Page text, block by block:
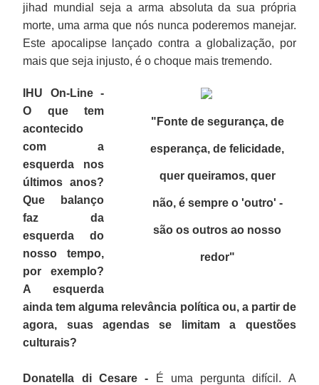
jihad mundial seja a arma absoluta da sua própria
morte, uma arma que nós nunca poderemos manejar.
Este apocalipse lançado contra a globalização, por
mais que seja injusto, é o choque mais tremendo.
"Fonte de segurança, de
esperança, de felicidade,
quer queiramos, quer
não, é sempre o 'outro' -
são os outros ao nosso
redor"
IHU On-Line -
O que tem
acontecido
com a
esquerda nos
últimos anos?
Que balanço
faz da
esquerda do
nosso tempo,
por exemplo?
A esquerda
ainda tem alguma relevância política ou, a partir de
agora, suas agendas se limitam a questões
culturais?
Donatella di Cesare - É uma pergunta difícil. A